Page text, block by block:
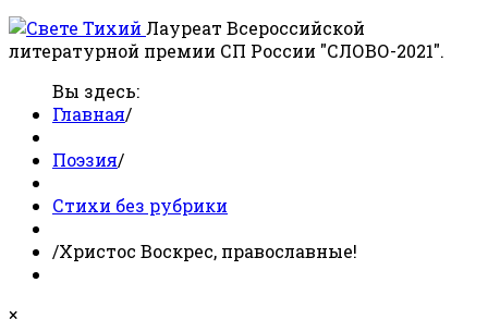
Лауреат Всероссийской
литературной премии СП России "СЛОВО-2021".
Вы здесь:
Главная/
Поэзия/
Стихи без рубрики
/Христос Воскрес, православные!
×